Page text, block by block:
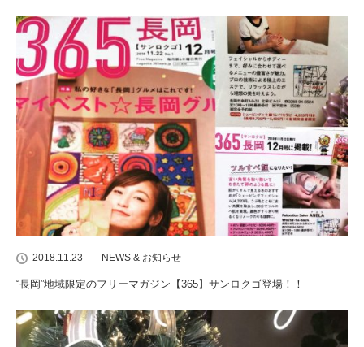
2018.11.23 NEWS & お知らせ
“長岡”地域限定のフリーマガジン【365】サンロクゴ登場！！